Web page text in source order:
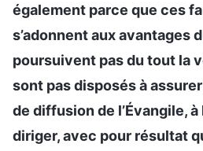
également parce que ces
s’adonnent aux avantages
poursuivent pas du tout la
sont pas disposés à
de diffusion de l’Évangile,
diriger, avec pour résultat